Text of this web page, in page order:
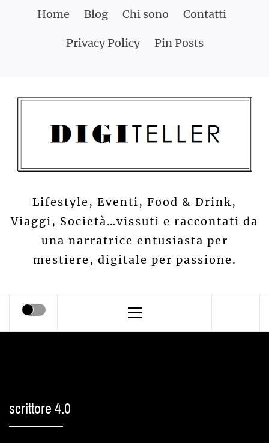
Home Blog Chi sono Contatti
Privacy Policy Pin Posts
Lifestyle, Eventi, Food & Drink,
Viaggi, Società…vissuti e raccontati da
una narratrice entusiasta per
mestiere, digitale per passione.
Menu
scrittore 4.0